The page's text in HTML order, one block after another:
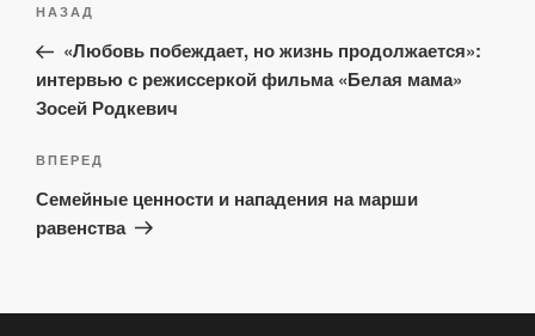
записів
Попередній
запис:
НАЗАД
«Любовь побеждает, но жизнь продолжается»:
интервью с режиссеркой фильма «Белая мама»
Зосей Родкевич
Наступний
запис
ВПЕРЕД
Семейные ценности и нападения на марши
равенства